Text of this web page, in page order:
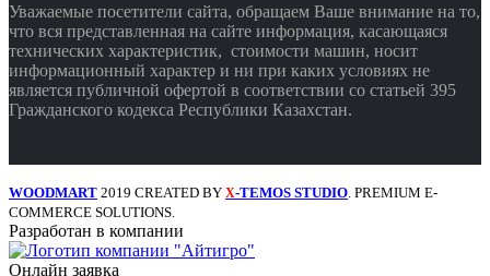
Уважаемые посетители сайта, обращаем Ваше внимание на то,
что вся представленная на сайте информация, касающаяся
технических характеристик, стоимости машин, носит
информационный характер и ни при каких условиях не
является публичной офертой в соответствии со статьей 395
Гражданского кодекса Республики Казахстан.
WOODMART 2019 CREATED BY X-TEMOS STUDIO . PREMIUM E-
COMMERCE SOLUTIONS.
Разработан в компании
Онлайн заявка